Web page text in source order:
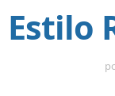
Estilo